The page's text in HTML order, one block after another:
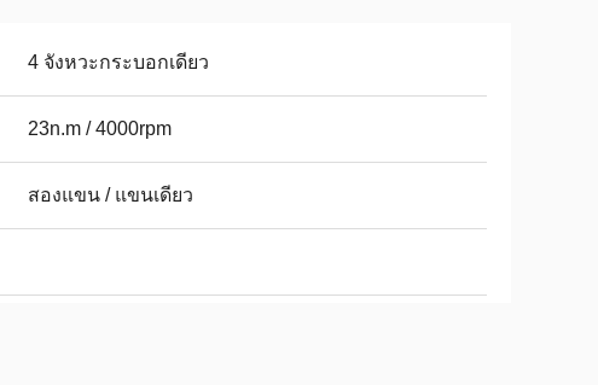
4 จังหวะกระบอกเดียว
23n.m / 4000rpm
สองแขน / แขนเดียว